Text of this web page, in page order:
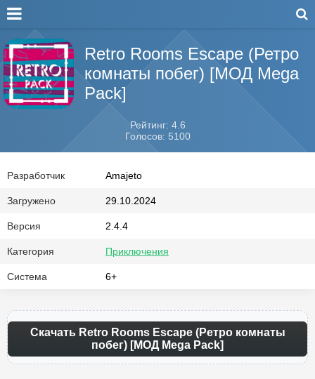
Retro Rooms Escape (Ретро
комнаты побег) [МОД Mega
Pack]
Рейтинг: 4.6
Голосов: 5100
Разработчик Amajeto
Загружено 29.10.2024
Версия 2.4.4
Категория Приключения
Система 6+
Скачать Retro Rooms Escape (Ретро комнаты
побег) [МОД Mega Pack]